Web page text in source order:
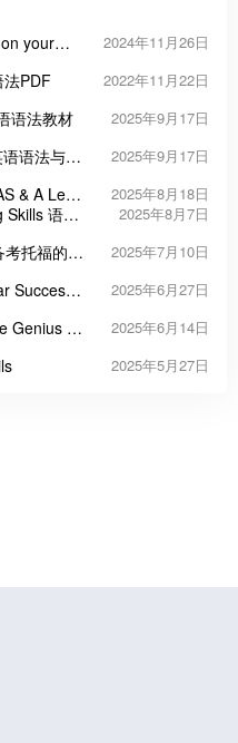
your
2024年11月26日
法PDF 2022年11月22日
语法教材 2025年9月17日
语法与词
2025年9月17日
& A Level
2025年8月18日
Skills 语法
2025年8月7日
考托福的高
2025年7月10日
Success
2025年6月27日
Genius &
2025年6月14日
2025年5月27日